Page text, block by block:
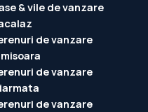
& vile de vanzare
de vanzare
de vanzare
de vanzare